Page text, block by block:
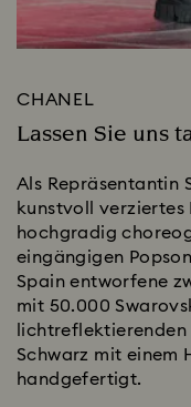
CHANEL
Lassen Sie uns
Als Repräsentantin
kunstvoll
hochgradig
eingängigen
Spain entworfene
mit 50.000
Schwarz mit einem
handgefertigt.